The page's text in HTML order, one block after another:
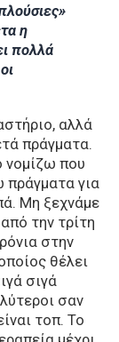
η
πολλά
αλλά
πράγματα.
νομίζω που
για
Μη ξεχνάμε
την τρίτη
στην
θέλει
σιγά
σαν
τοπ. Το